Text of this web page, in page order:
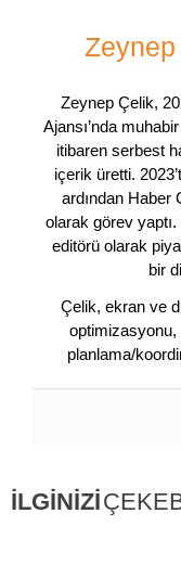
Zeynep Çelik,
Ajansı’nda
itibaren serbest
içerik üretti.
ardından Haber
olarak görev yaptı.
editörü olarak
bir
Çelik, ekran ve
optimizasyonu,
planlama/
İLGİNİZİ